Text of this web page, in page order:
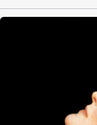
werden. Sein alter
Fremden schließlich,
beginnt. In letzter